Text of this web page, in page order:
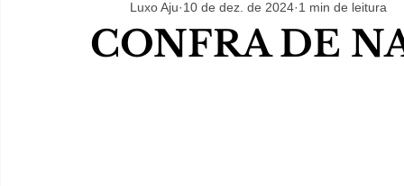
CONFRA DE
Luxo Aju 10 de dez. de 2024 1 min de leitura